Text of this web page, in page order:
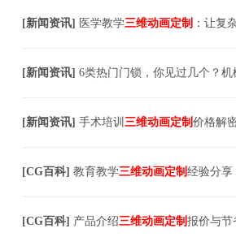
[新闻资讯] 医学教学三维动画定制 ：让复
[新闻资讯] 6类热门门锁，你见过几个？
[新闻资讯] 手术培训 三维动画定制 价格解
[CG百科] 教育教学三维动画定制 经验分享
[CG百科] 产品介绍三维动画定制 报价与节